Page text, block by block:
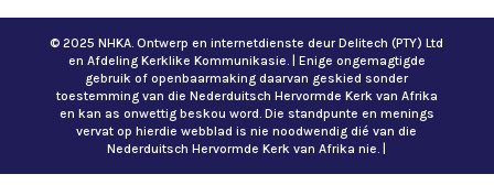
© 2025 NHKA. Ontwerp en internetdienste deur Delitech (PTY) Ltd
en Afdeling Kerklike Kommunikasie. | Enige ongemagtigde
gebruik of openbaarmaking daarvan geskied sonder
toestemming van die Nederduitsch Hervormde Kerk van Afrika
en kan as onwettig beskou word. Die standpunte en menings
vervat op hierdie webblad is nie noodwendig dié van die
Nederduitsch Hervormde Kerk van Afrika nie. |